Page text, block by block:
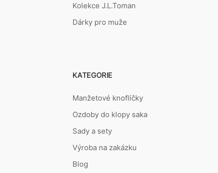
Kolekce J.L.Toman
Dárky pro muže
KATEGORIE
Manžetové knoflíčky
Ozdoby do klopy saka
Sady a sety
Výroba na zakázku
Blog